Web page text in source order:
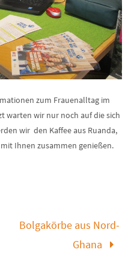
zum Frauenalltag im
warten wir nur noch auf die sich
wir den Kaffee aus Ruanda,
Ihnen zusammen genießen.
Bolgakörbe aus Nord-
Ghana